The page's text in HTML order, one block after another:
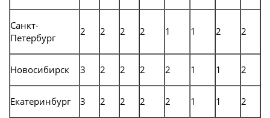
Санкт-
Петербург
2 2 2 2 1 1 2 2
Новосибирск 3 2 2 2 2 1 1 2
Екатеринбург 3 2 2 2 2 1 1 2